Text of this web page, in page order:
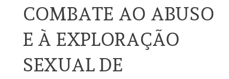
COMBATE AO ABUSO
E À EXPLORAÇÃO
SEXUAL DE